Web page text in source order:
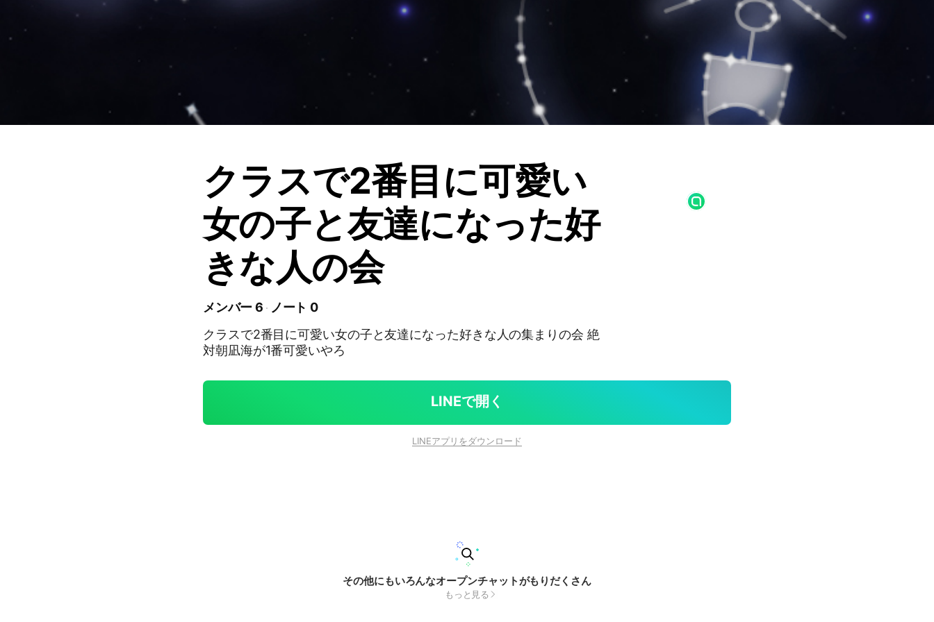
クラスで2番目に可愛い
女の子と友達になった好
きな人の会
メンバー 6
ノート 0
クラスで2番目に可愛い女の子と友達になった好きな人の集まりの会 絶
対朝凪海が1番可愛いやろ
LINEで開く
LINEアプリをダウンロード
その他にもいろんなオープンチャットがもりだくさん
もっと見る